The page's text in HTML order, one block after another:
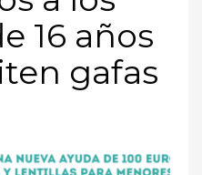
16 años
gafas